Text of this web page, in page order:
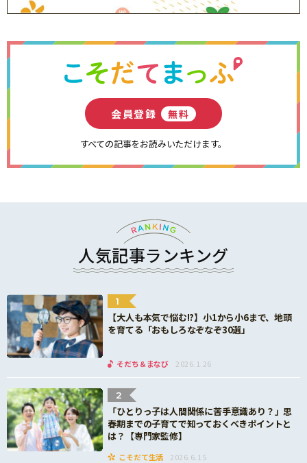
会員登録 無料
すべての記事をお読みいただけます。
人気記事ランキング
1
【大人も本気で悩む!?】小1から小6まで、地頭
を育てる「おもしろなぞなぞ30選」
そだち＆まなび 2026.1.26
2
「ひとりっ子は人間関係に苦手意識あり？」思
春期までの子育てで知っておくべきポイントと
は？【専門家監修】
こそだて生活 2026.6.15